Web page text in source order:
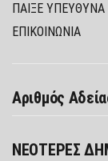
ΠΑΊΞΕ ΥΠΕΎΘΥΝΑ
ΕΠΙΚΟΙΝΩΝΙΑ
Αριθμός
ΝΕΟΤΕΡΕΣ